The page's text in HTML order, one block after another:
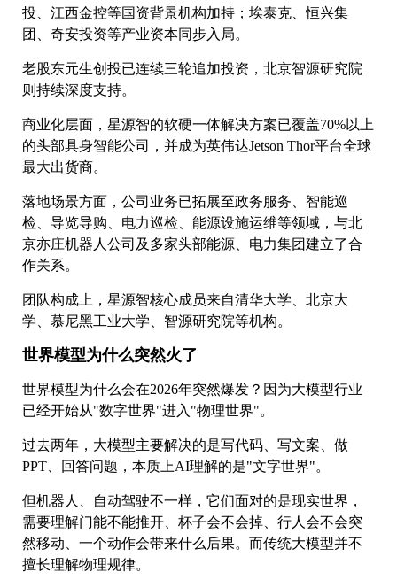
投、江西金控等国资背景机构加持；埃泰克、恒兴集
团、奇安投资等产业资本同步入局。
老股东元生创投已连续三轮追加投资，北京智源研究院
则持续深度支持。
商业化层面，星源智的软硬一体解决方案已覆盖70%以上
的头部具身智能公司，并成为英伟达Jetson Thor平台全球
最大出货商。
落地场景方面，公司业务已拓展至政务服务、智能巡
检、导览导购、电力巡检、能源设施运维等领域，与北
京亦庄机器人公司及多家头部能源、电力集团建立了合
作关系。
团队构成上，星源智核心成员来自清华大学、北京大
学、慕尼黑工业大学、智源研究院等机构。
世界模型为什么突然火了
世界模型为什么会在2026年突然爆发？因为大模型行业
已经开始从"数字世界"进入"物理世界"。
过去两年，大模型主要解决的是写代码、写文案、做
PPT、回答问题，本质上AI理解的是"文字世界"。
但机器人、自动驾驶不一样，它们面对的是现实世界，
需要理解门能不能推开、杯子会不会掉、行人会不会突
然移动、一个动作会带来什么后果。而传统大模型并不
擅长理解物理规律。